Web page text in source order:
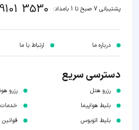
پشتیبانی 7 صبح تا 1 بامداد: 3530
درباره ما ارتباط با ما
دسترسی سریع
رزرو هتل
بلیط هواپیما
بلیط اتوبوس
رزرو
خدمات
قوانین